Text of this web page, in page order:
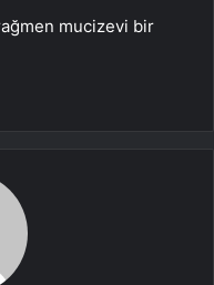
mucizevi bir